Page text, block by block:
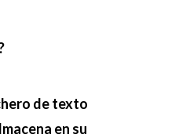
de texto
en su